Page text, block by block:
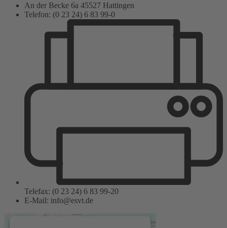
An der Becke 6a 45527 Hattingen
Telefon: (0 23 24) 6 83 99-0
Telefax: (0 23 24) 6 83 99-20
E-Mail: info@esvt.de